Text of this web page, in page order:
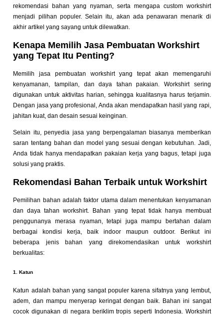
rekomendasi bahan yang nyaman, serta mengapa custom workshirt
menjadi pilihan populer. Selain itu, akan ada penawaran menarik di
akhir artikel yang sayang untuk dilewatkan.
Kenapa Memilih Jasa Pembuatan Workshirt
yang Tepat Itu Penting?
Memilih jasa pembuatan workshirt yang tepat akan memengaruhi
kenyamanan, tampilan, dan daya tahan pakaian. Workshirt sering
digunakan untuk aktivitas harian, sehingga kualitasnya harus terjamin.
Dengan jasa yang profesional, Anda akan mendapatkan hasil yang rapi,
jahitan kuat, dan desain sesuai keinginan.
Selain itu, penyedia jasa yang berpengalaman biasanya memberikan
saran tentang bahan dan model yang sesuai dengan kebutuhan. Jadi,
Anda tidak hanya mendapatkan pakaian kerja yang bagus, tetapi juga
solusi yang praktis.
Rekomendasi Bahan Terbaik untuk Workshirt
Pemilihan bahan adalah faktor utama dalam menentukan kenyamanan
dan daya tahan workshirt. Bahan yang tepat tidak hanya membuat
penggunanya merasa nyaman, tetapi juga mampu bertahan dalam
berbagai kondisi kerja, baik indoor maupun outdoor. Berikut ini
beberapa jenis bahan yang direkomendasikan untuk workshirt
berkualitas:
1. Katun
Katun adalah bahan yang sangat populer karena sifatnya yang lembut,
adem, dan mampu menyerap keringat dengan baik. Bahan ini sangat
cocok digunakan di negara beriklim tropis seperti Indonesia. Workshirt